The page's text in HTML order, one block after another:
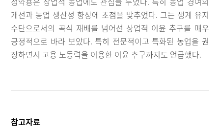
개선과 농업 생산성 향상에 초점을 맞추었다. 그는 생계 유지
수단으로서의 곡식 재배를 넘어선 상업적 이윤 추구를 매우
긍정적으로 바라 보았다. 특히 전문적이고 특화된 농업을 권
장하면서 고용 노동력을 이용한 이윤 추구까지도 언급했다.
참고자료